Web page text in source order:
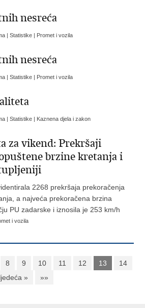
nesreća
| Statistike | Promet i vozila
nesreća
| Statistike | Promet i vozila
| Statistike | Kaznena djela i zakon
za vikend: Prekršaji
brzine kretanja i
2268 prekršaja prekoračenja
a najveća prekoračena brzina
PU zadarske i iznosila je 253 km/h
i vozila
8 9 10 11 12 13
14
» »»